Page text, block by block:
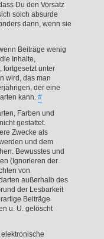
Du den Vorsatz
solch absurde
dann, wenn sie
Beiträge wenig
Inhalte,
fortgesetzt unter
wird, das man
der eine
kann. #
Farben und
gestattet.
Zwecke als
und dem
Bewusstes und
(Ignorieren der
von
außerhalb des
der Lesbarkeit
Beiträge
u. U. gelöscht